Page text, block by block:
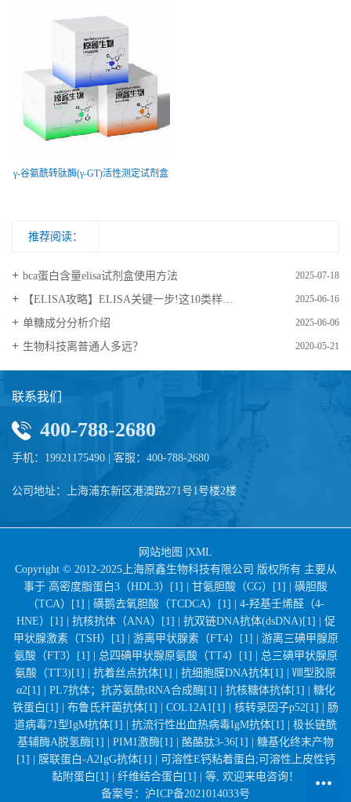
γ-谷氨酰转肽酶(γ-GT)活性测定试剂盒
推荐阅读：
bca蛋白含量elisa试剂盒使用方法 2025-07-18
【ELISA攻略】ELISA关键一步!这10类样品要如何处理? 2025-06-16
​单糖成分分析介绍 2025-06-06
生物科技离普通人多远？ 2020-05-21
联系我们
400-788-2680
手机：19921175490 | 客服：400-788-2680
公司地址：上海浦东新区港澳路271号1号楼2楼
网站地图 |XML
Copyright © 2012-2025上海原鑫生物科技有限公司 版权所有 主要从
事于 高密度脂蛋白3（HDL3）[1] | 甘氨胆酸（CG）[1] | 磺胆酸
（TCA）[1] | 磺鹅去氧胆酸（TCDCA）[1] | 4-羟基壬烯醛（4-
HNE）[1] | 抗核抗体（ANA）[1] | 抗双链DNA抗体(dsDNA)[1] | 促
甲状腺激素（TSH）[1] | 游离甲状腺素（FT4）[1] | 游离三碘甲腺原
氨酸（FT3）[1] | 总四碘甲状腺原氨酸（TT4）[1] | 总三碘甲状腺原
氨酸（TT3)[1] | 抗着丝点抗体[1] | 抗细胞膜DNA抗体[1] | Ⅷ型胶原
α2[1] | PL7抗体；抗苏氨酰tRNA合成酶[1] | 抗核糖体抗体[1] | 糖化
铁蛋白[1] | 布鲁氏杆菌抗体[1] | COL12A1[1] | 核转录因子p52[1] | 肠
道病毒71型IgM抗体[1] | 抗流行性出血热病毒IgM抗体[1] | 极长链酰
基辅酶A脱氢酶[1] | PIM1激酶[1] | 酪酪肽3-36[1] | 糖基化终末产物
[1] | 膜联蛋白-A2IgG抗体[1] | 可溶性E钙粘着蛋白;可溶性上皮性钙
黏附蛋白[1] | 纤维结合蛋白[1] | 等, 欢迎来电咨询！
备案号： 沪ICP备2021014033号